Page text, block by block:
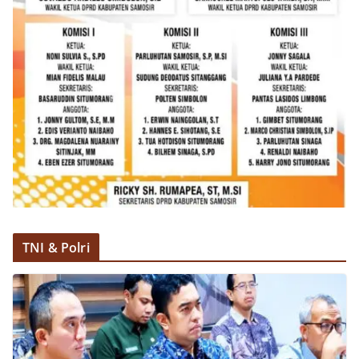
menyampaikan keluhan maupun informasi terkait
situasi kamtibmas di sekitar mereka.‎‎‎Salah satu
poin utama yang disampaikan dalam kegiatan
sambang ini adalah imbauan kepada warga untuk
memasang bendera Merah Putih secara penuh,
bukan setengah tiang, sebagai bentuk
penghormatan dan rasa cinta tanah air
menjelang perayaan HUT Kemerdekaan RI.
Petugas mengingatkan bahwa pemasangan
bendera dengan benar merupakan salah satu
wujud nyata partisipasi masyarakat dalam
memperingati hari bersejarah bangsa
Indonesia.‎‎”Kami mengimbau kepada seluruh
bendera Merah Putih di depan rumah masing-
masing secara penuh. Ini adalah bentuk
penghormatan kita bersama terhadap
perjuangan para pahlawan yang telah merebut
kemerdekaan,” ujar Aiptu Muliyadi Suraukur saat
berdialog dengan warga.‎‎Ia juga menambahkan
agar warga memperhatikan kondisi bendera yang
akan dikibarkan, memastikan bendera dalam
TNI & Polri